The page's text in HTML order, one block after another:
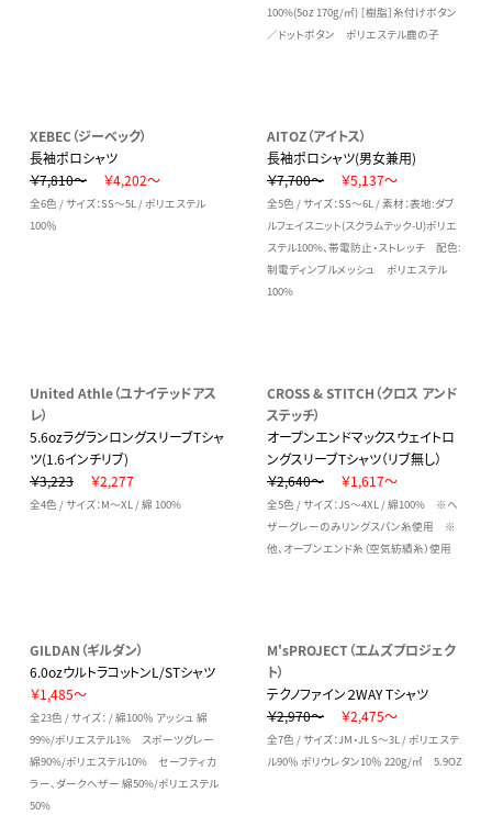
100%(5oz 170g/㎡) ［樹脂］糸付けボタン
／ドットボタン ポリエステル鹿の子
XEBEC（ジーベック）
長袖ポロシャツ
￥7,810～
￥4,202～
全6色 / サイズ：SS～5L / ポリエステル
100％
AITOZ（アイトス）
長袖ポロシャツ(男女兼用)
￥7,700～
￥5,137～
全5色 / サイズ：SS～6L / 素材：表地:ダブ
ルフェイスニット(スクラムテック-U)ポリエ
ステル100%、帯電防止・ストレッチ 配色:
制電ディンプルメッシュ ポリエステル
100%
United Athle（ユナイテッドアス
レ）
5.6ozラグランロングスリーブTシャ
ツ(1.6インチリブ)
￥3,223
￥2,277
全4色 / サイズ：M～XL / 綿 100%
CROSS & STITCH（クロス アンド
ステッチ）
オープンエンドマックスウェイトロ
ングスリーブTシャツ（リブ無し）
￥2,640～
￥1,617～
全5色 / サイズ：JS～4XL / 綿100% ※ヘ
ザーグレーのみリングスパン糸使用 ※
他、オープンエンド糸（空気紡績糸）使用
GILDAN（ギルダン）
6.0ozウルトラコットンL/STシャツ
￥1,485～
全23色 / サイズ： / 綿100％ アッシュ 綿
99%/ポリエステル1% スポーツグレー
綿90%/ポリエステル10% セーフティカ
ラー、ダークヘザー 綿50%/ポリエステル
50%
M'sPROJECT（エムズプロジェク
ト）
テクノファイン２WAY Tシャツ
￥2,970～
￥2,475～
全7色 / サイズ：JM・JL S～3L / ポリエステ
ル90％ ポリウレタン10％ 220g/㎡ 5.9OZ